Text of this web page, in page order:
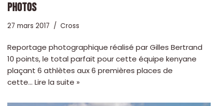
PHOTOS
27 mars 2017 Cross
Reportage photographique réalisé par Gilles Bertrand
10 points, le total parfait pour cette équipe kenyane
plaçant 6 athlètes aux 6 premières places de
cette… Lire la suite »